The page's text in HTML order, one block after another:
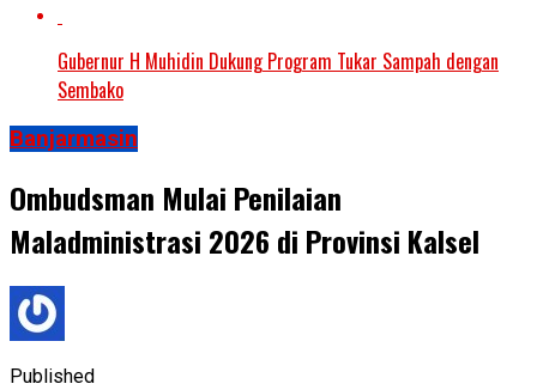
Gubernur H Muhidin Dukung Program Tukar Sampah dengan
Sembako
Banjarmasin
Ombudsman Mulai Penilaian
Maladministrasi 2026 di Provinsi Kalsel
Published